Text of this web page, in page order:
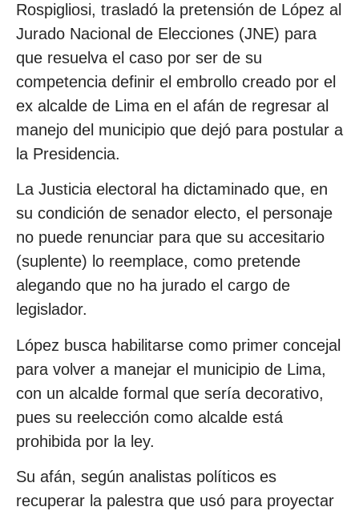
Rospigliosi, trasladó la pretensión de López al
Jurado Nacional de Elecciones (JNE) para
que resuelva el caso por ser de su
competencia definir el embrollo creado por el
ex alcalde de Lima en el afán de regresar al
manejo del municipio que dejó para postular a
la Presidencia.
La Justicia electoral ha dictaminado que, en
su condición de senador electo, el personaje
no puede renunciar para que su accesitario
(suplente) lo reemplace, como pretende
alegando que no ha jurado el cargo de
legislador.
López busca habilitarse como primer concejal
para volver a manejar el municipio de Lima,
con un alcalde formal que sería decorativo,
pues su reelección como alcalde está
prohibida por la ley.
Su afán, según analistas políticos es
recuperar la palestra que usó para proyectar